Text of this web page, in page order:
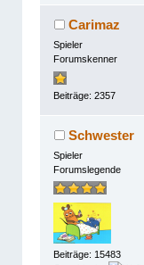
Carimaz
Spieler
Forumskenner
Beiträge: 2357
Schwester
Spieler
Forumslegende
Beiträge: 15483